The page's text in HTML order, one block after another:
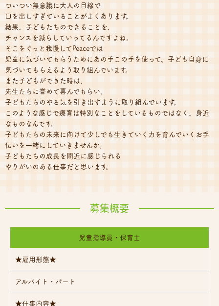
ついつい無意識に大人の目線で
口を出しすぎていることがよくあります。
結果、子どもたちのできることを、
チャンスを減らしていってるんですよね。
そこをぐっと我慢してPeaceでは
児童に気づいてもらうためにあの手この手を使って、子ども自身に
気づいてもらえるよう取り組んでいます。
また子どもができた時は、
先生たちに誉めて喜んでもらい、
子どもたちのやる気を引き出すように取り組んでいます。
このような感じで療育は特別なことをしているものではなく、身近
なものなんです。
子どもたちの未来に向けて少しでも生きていく力を育んでいくお手
伝いを一緒にしていきませんか。
子どもたちの成長を間近に感じられる
やりがいのある仕事だと思います。
募集概要
児童指導員・保育士
★雇用形態★
アルバイト・パート
★仕事内容★